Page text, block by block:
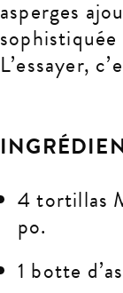
asperges
L’essayer,
4 tortillas
po.
1 botte